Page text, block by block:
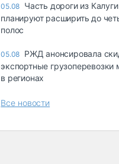
05.08 Часть дороги из
планируют расширить до
полос
05.08 РЖД анонсировала
экспортные грузоперевозки
в регионах
Все новости